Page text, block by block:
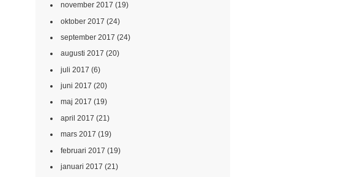
november 2017 (19)
oktober 2017 (24)
september 2017 (24)
augusti 2017 (20)
juli 2017 (6)
juni 2017 (20)
maj 2017 (19)
april 2017 (21)
mars 2017 (19)
februari 2017 (19)
januari 2017 (21)